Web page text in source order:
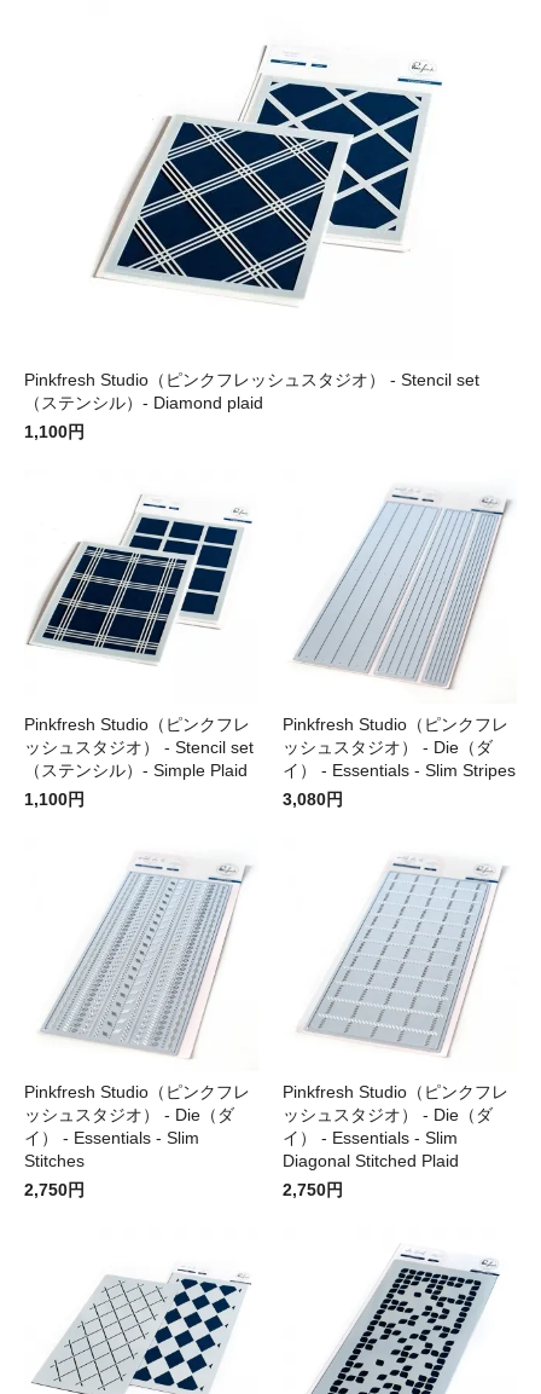
Pinkfresh Studio（ピンクフレッシュスタジオ） - Stencil set
（ステンシル）- Diamond plaid
1,100円
Pinkfresh Studio（ピンクフレ
ッシュスタジオ） - Stencil set
（ステンシル）- Simple Plaid
1,100円
Pinkfresh Studio（ピンクフレ
ッシュスタジオ） - Die（ダ
イ） - Essentials - Slim Stripes
3,080円
Pinkfresh Studio（ピンクフレ
ッシュスタジオ） - Die（ダ
イ） - Essentials - Slim
Stitches
2,750円
Pinkfresh Studio（ピンクフレ
ッシュスタジオ） - Die（ダ
イ） - Essentials - Slim
Diagonal Stitched Plaid
2,750円